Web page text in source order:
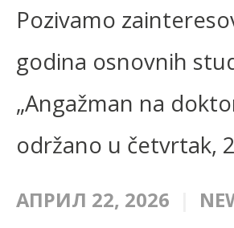
Pozivamo
godina osnovnih
„Angažman na
održano u četvrtak,
АПРИЛ 22, 2026